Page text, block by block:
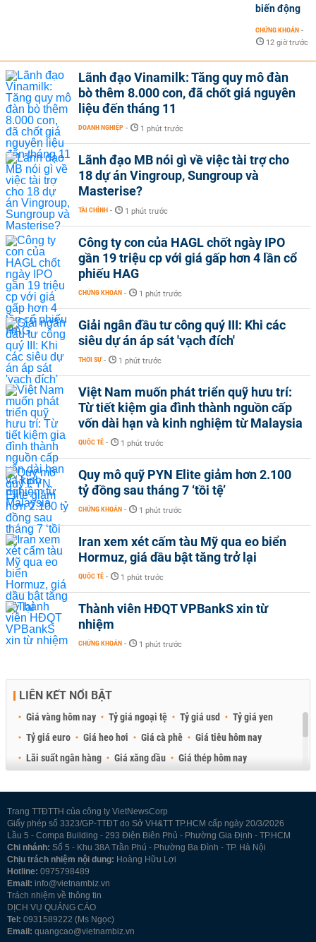
biến động
CHỨNG KHOÁN -
12 giờ trước
Lãnh đạo Vinamilk: Tăng quy mô đàn
bò thêm 8.000 con, đã chốt giá nguyên
liệu đến tháng 11
DOANH NGHIỆP - 1 phút trước
Lãnh đạo MB nói gì về việc tài trợ cho
18 dự án Vingroup, Sungroup và
Masterise?
TÀI CHÍNH - 1 phút trước
Công ty con của HAGL chốt ngày IPO
gần 19 triệu cp với giá gấp hơn 4 lần cổ
phiếu HAG
CHỨNG KHOÁN - 1 phút trước
Giải ngân đầu tư công quý III: Khi các
siêu dự án áp sát 'vạch đích'
THỜI SỰ - 1 phút trước
Việt Nam muốn phát triển quỹ hưu trí:
Từ tiết kiệm gia đình thành nguồn cấp
vốn dài hạn và kinh nghiệm từ Malaysia
QUỐC TẾ - 1 phút trước
Quy mô quỹ PYN Elite giảm hơn 2.100
tỷ đồng sau tháng 7 ‘tồi tệ’
CHỨNG KHOÁN - 1 phút trước
Iran xem xét cấm tàu Mỹ qua eo biển
Hormuz, giá dầu bật tăng trở lại
QUỐC TẾ - 1 phút trước
Thành viên HĐQT VPBankS xin từ
nhiệm
CHỨNG KHOÁN - 1 phút trước
LIÊN KẾT NỔI BẬT
Giá vàng hôm nay Tỷ giá ngoại tệ Tỷ giá usd
Tỷ giá yen
Tỷ giá euro
Giá heo hơi Giá cà phê
Giá tiêu hôm nay
Lãi suất ngân hàng
Giá xăng dầu
Giá thép hôm nay
Trang TTĐTTH của công ty VietNewsCorp
Giấy phép số 3323/GP-TTĐT do Sở VH&TT TP.HCM cấp ngày 20/3/2026
Lầu 5 - Compa Building - 293 Điện Biên Phủ - Phường Gia Định - TP.HCM
Chi nhánh: Số 5 - Khu 38A Trần Phú - Phường Ba Đình - TP. Hà Nội
Chịu trách nhiệm nội dung: Hoàng Hữu Lợi
Hotline: 0975798489
Email: info@vietnambiz.vn
Trách nhiệm về thông tin
DỊCH VỤ QUẢNG CÁO
Tel: 0931589222 (Ms Ngọc)
Email: quangcao@vietnambiz.vn